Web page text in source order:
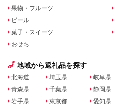
果物・フルーツ
ビール
菓子・スイーツ
おせち
地域から返礼品を探す
北海道
青森県
岩手県
埼玉県
千葉県
東京都
岐阜県
静岡県
愛知県